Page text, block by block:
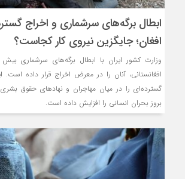
ابطال برگه‌های سرشماری و اخراج
افغان؛ جایگزین نیروی کار کجاست؟
وزارت کشور ایران با ابطال برگه‌های سرشماری بیش
افغانستانی، آنان را در معرض اخراج قرار داده است.
گسترده‌ای را در میان مهاجران و نهادهای حقوق بشری
بروز بحران انسانی را افزایش داده است.